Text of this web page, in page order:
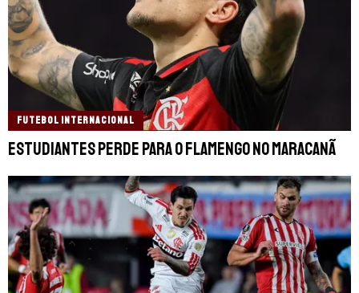
FUTEBOL INTERNACIONAL
Estudiantes perde para o Flamengo no Maracanã